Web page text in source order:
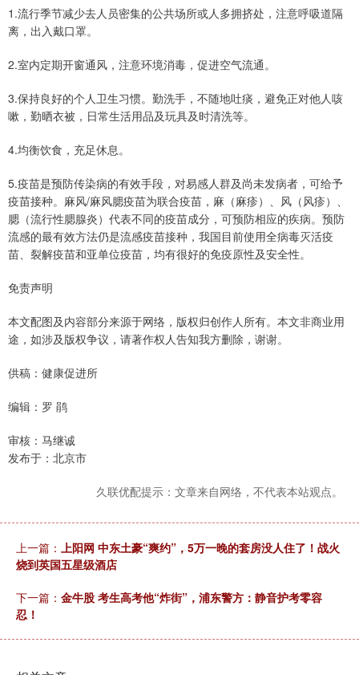
1.流行季节减少去人员密集的公共场所或人多拥挤处，注意呼吸道隔
离，出入戴口罩。
2.室内定期开窗通风，注意环境消毒，促进空气流通。
3.保持良好的个人卫生习惯。勤洗手，不随地吐痰，避免正对他人咳
嗽，勤晒衣被，日常生活用品及玩具及时清洗等。
4.均衡饮食，充足休息。
5.疫苗是预防传染病的有效手段，对易感人群及尚未发病者，可给予
疫苗接种。麻风/麻风腮疫苗为联合疫苗，麻（麻疹）、风（风疹）、
腮（流行性腮腺炎）代表不同的疫苗成分，可预防相应的疾病。预防
流感的最有效方法仍是流感疫苗接种，我国目前使用全病毒灭活疫
苗、裂解疫苗和亚单位疫苗，均有很好的免疫原性及安全性。
免责声明
本文配图及内容部分来源于网络，版权归创作人所有。本文非商业用
途，如涉及版权争议，请著作权人告知我方删除，谢谢。
供稿：健康促进所
编辑：罗 鹃
审核：马继诚
发布于：北京市
久联优配提示：文章来自网络，不代表本站观点。
上一篇： 上阳网 中东土豪“爽约”，5万一晚的套房没人住了！战火
烧到英国五星级酒店
下一篇： 金牛股 考生高考他“炸街”，浦东警方：静音护考零容
忍！